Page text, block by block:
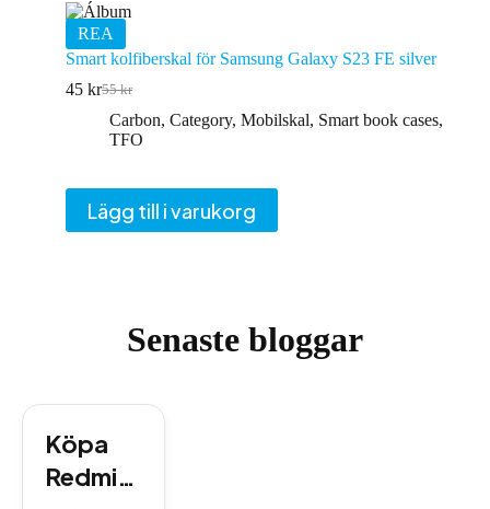
REA
Smart kolfiberskal för Samsung Galaxy S23 FE silver
55kr
Det
ursprungliga
priset
45 krDet
nuvarande
priset
Carbon, Category, Mobilskal, Smart book cases,
TFO
Lägg till i varukorg
Senaste bloggar
Köpa
Redmi